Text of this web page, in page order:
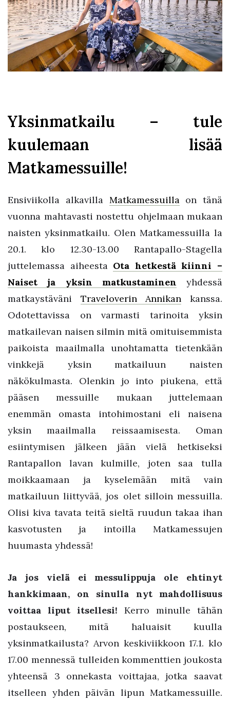
Yksinmatkailu – tule
kuulemaan lisää
Matkamessuille!
Ensiviikolla alkavilla Matkamessuillaon tänä
vuonna mahtavasti nostettu ohjelmaan mukaan
naisten yksinmatkailu. Olen Matkamessuilla la
20.1. klo 12.30-13.00 Rantapallo-Stagella
juttelemassa aiheesta Ota hetkestä kiinni –
Naiset ja yksin matkustaminen
yhdessä
matkaystäväni Traveloverin Annikan kanssa.
Odotettavissa on varmasti tarinoita yksin
matkailevan naisen silmin mitä omituisemmista
paikoista maailmalla unohtamatta tietenkään
vinkkejä yksin matkailuun naisten
näkökulmasta. Olenkin jo into piukena, että
pääsen messuille mukaan juttelemaan
enemmän omasta intohimostani eli naisena
yksin maailmalla reissaamisesta. Oman
esiintymisen jälkeen jään vielä hetkiseksi
Rantapallon lavan kulmille, joten saa tulla
moikkaamaan ja kyselemään mitä vain
matkailuun liittyvää, jos olet silloin messuilla.
Olisi kiva tavata teitä sieltä ruudun takaa ihan
kasvotusten ja intoilla Matkamessujen
huumasta yhdessä!
Ja jos vielä ei messulippuja ole ehtinyt
hankkimaan, on sinulla nyt mahdollisuus
voittaa liput itsellesi! Kerro minulle tähän
postaukseen, mitä haluaisit kuulla
yksinmatkailusta? Arvon keskiviikkoon 17.1. klo
17.00 mennessä tulleiden kommenttien joukosta
yhteensä 3 onnekasta voittajaa, jotka saavat
itselleen yhden päivän lipun Matkamessuille.